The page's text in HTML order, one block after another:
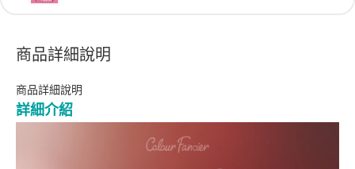
商品詳細說明
商品詳細說明
詳細介紹